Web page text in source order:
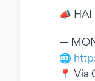
📣 HAI
—
🌐
📍 Via